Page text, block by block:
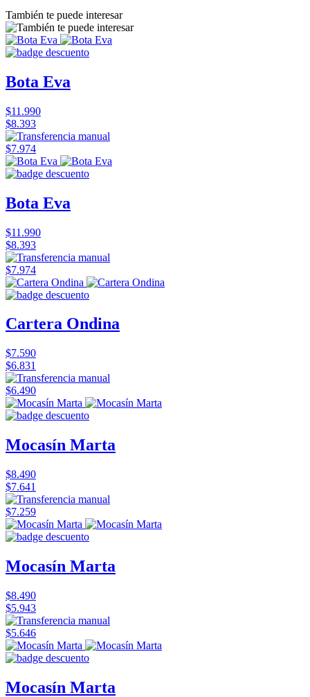
También te puede interesar
Bota Eva
$11.990
$8.393
$7.974
Bota Eva
$11.990
$8.393
$7.974
Cartera Ondina
$7.590
$6.831
$6.490
Mocasín Marta
$8.490
$7.641
$7.259
Mocasín Marta
$8.490
$5.943
$5.646
Mocasín Marta